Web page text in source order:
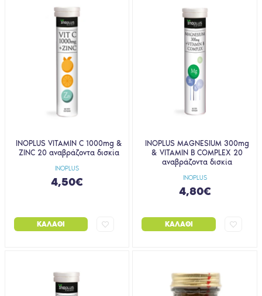
INOPLUS
INOPLUS VITAMIN C 1000mg &
ZINC 20 αναβράζοντα δισκία
4,50€
ΚΑΛΆΘΙ
INOPLUS
INOPLUS MAGNESIUM 300mg
& VITAMIN B COMPLEX 20
αναβράζοντα δισκία
4,80€
ΚΑΛΆΘΙ